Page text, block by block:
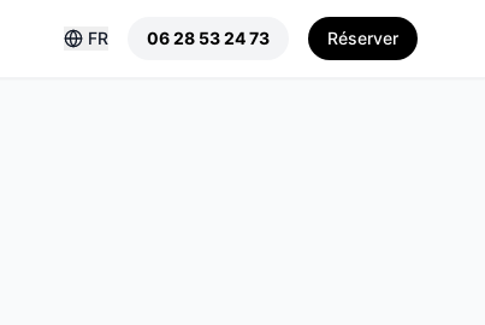
FR 06 28 53 24 73 Réserver